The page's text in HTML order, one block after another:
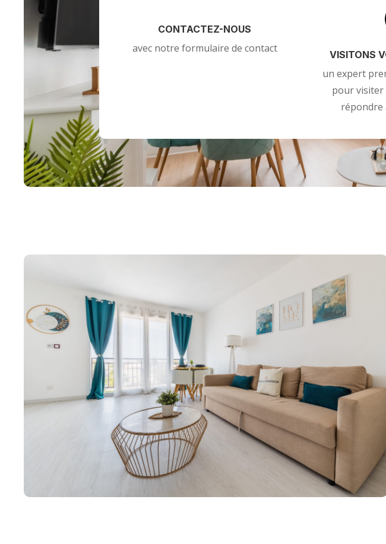
CONTACTEZ-NOUS
avec notre formulaire de contact VISITONS
un expert
pour
répondre